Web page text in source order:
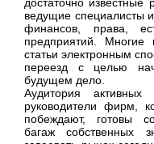
ведущие специалисты
финансов, права,
предприятий. Многие
статьи электронным
переезд с целью
будущем дело.
Аудитория
руководители фирм,
побеждают, готовы
багаж собственных